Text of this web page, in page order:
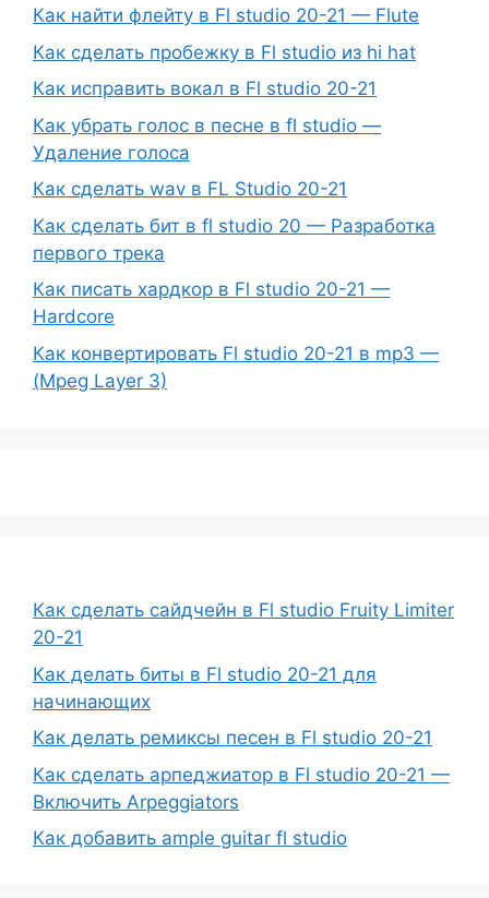
Как найти флейту в Fl studio 20-21 — Flute
Как сделать пробежку в Fl studio из hi hat
Как исправить вокал в Fl studio 20-21
Как убрать голос в песне в fl studio —
Удаление голоса
Как сделать wav в FL Studio 20-21
Как сделать бит в fl studio 20 — Разработка
первого трека
Как писать хардкор в Fl studio 20-21 —
Hardcore
Как конвертировать Fl studio 20-21 в mp3 —
(Mpeg Layer 3)
Как сделать сайдчейн в Fl studio Fruity Limiter
20-21
Как делать биты в Fl studio 20-21 для
начинающих
Как делать ремиксы песен в Fl studio 20-21
Как сделать арпеджиатор в Fl studio 20-21 —
Включить Arpeggiators
Как добавить ample guitar fl studio